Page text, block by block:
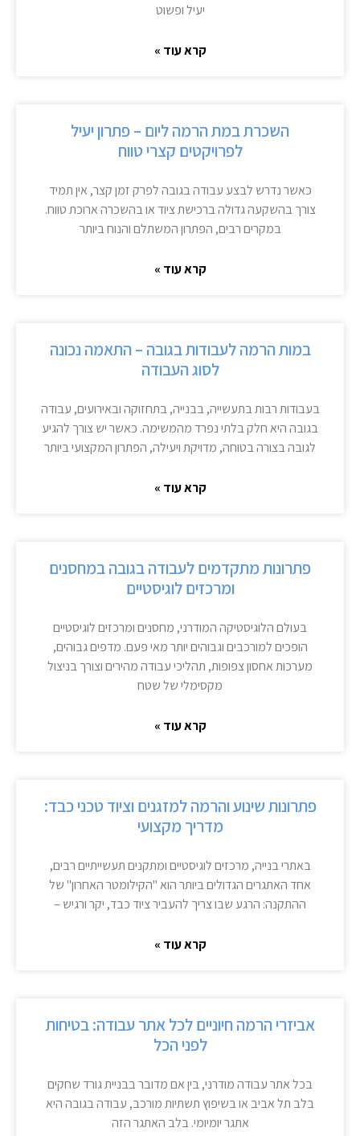
יעיל ופשוט
קרא עוד »
השכרת במת הרמה ליום – פתרון יעיל
לפרויקטים קצרי טווח
כאשר נדרש לבצע עבודה בגובה לפרק זמן קצר, אין תמיד
צורך בהשקעה גדולה ברכישת ציוד או בהשכרה ארוכת טווח.
במקרים רבים, הפתרון המשתלם והנוח ביותר
קרא עוד »
במות הרמה לעבודות בגובה – התאמה נכונה
לסוג העבודה
בעבודות רבות בתעשייה, בבנייה, בתחזוקה ובאירועים, עבודה
בגובה היא חלק בלתי נפרד מהמשימה. כאשר יש צורך להגיע
לגובה בצורה בטוחה, מדויקת ויעילה, הפתרון המקצועי ביותר
קרא עוד »
פתרונות מתקדמים לעבודה בגובה במחסנים
ומרכזים לוגיסטיים
בעולם הלוגיסטיקה המודרני, מחסנים ומרכזים לוגיסטיים
הופכים למורכבים וגבוהים יותר מאי פעם. מדפים גבוהים,
מערכות אחסון צפופות, תהליכי עבודה מהירים וצורך בניצול
מקסימלי של שטח
קרא עוד »
פתרונות שינוע והרמה למזגנים וציוד טכני כבד:
מדריך מקצועי
באתרי בנייה, מרכזים לוגיסטיים ומתקנים תעשייתיים רבים,
אחד האתגרים הגדולים ביותר הוא "הקילומטר האחרון" של
ההתקנה: הרגע שבו צריך להעביר ציוד כבד, יקר ורגיש –
קרא עוד »
אביזרי הרמה חיוניים לכל אתר עבודה: בטיחות
לפני הכל
בכל אתר עבודה מודרני, בין אם מדובר בבניית גורד שחקים
בלב תל אביב או בשיפוץ תשתיות מורכב, עבודה בגובה היא
אתגר יומיומי. בלב האתגר הזה